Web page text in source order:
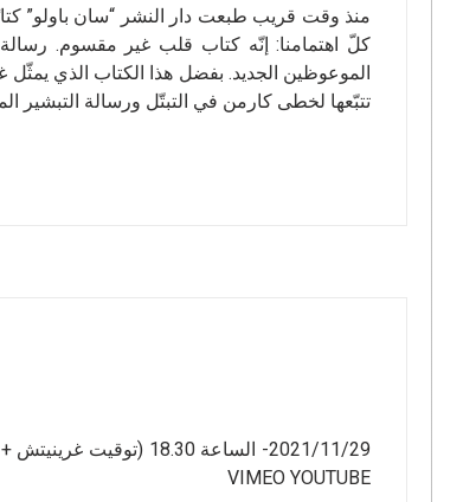
منذ وقت قريب طبعت دار النشر “سان باولو”
كلّ اهتمامنا: إنّه كتاب قلب غير مقسوم.
الموعوظين الجديد. بفضل هذا الكتاب الذي
تتبّعها لخطى كارمن في التبتّل ورسالة التبشير
VIMEO YOUTUBE